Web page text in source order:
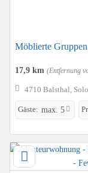
Möblierte
17,9 km (Entfernung
4710 Balsthal,
Gäste: max. 5